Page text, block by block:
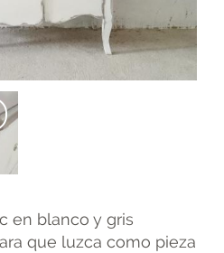
en blanco y gris
que luzca como pieza